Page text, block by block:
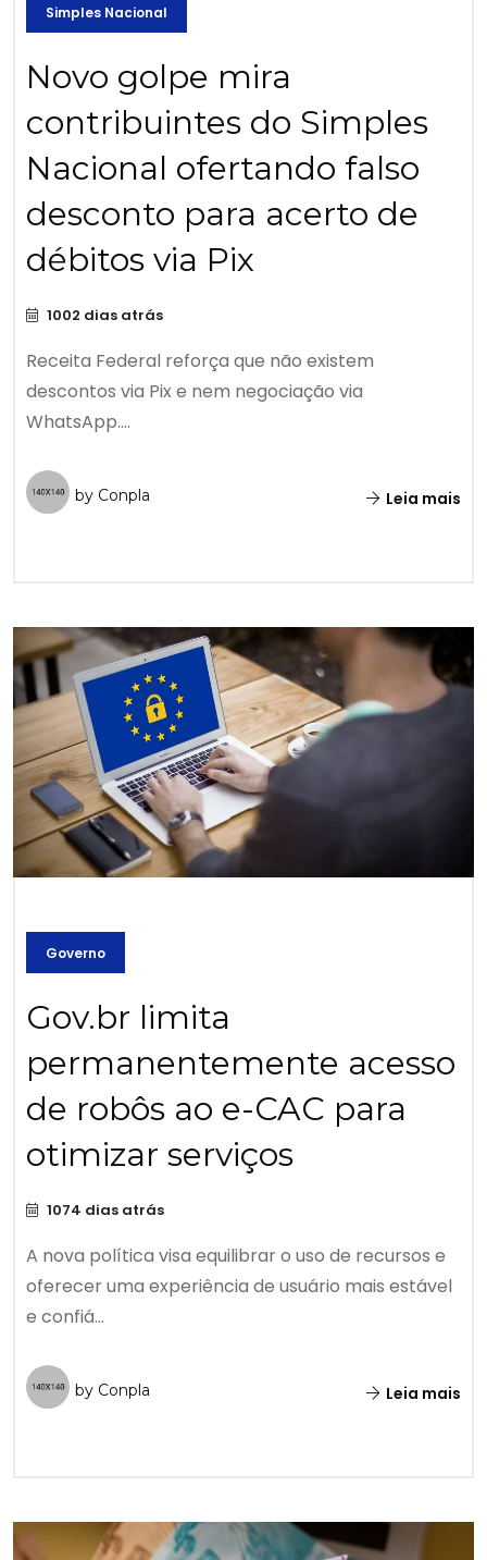
Simples Nacional
Novo golpe mira
contribuintes do Simples
Nacional ofertando falso
desconto para acerto de
débitos via Pix
1002 dias atrás
Receita Federal reforça que não existem
descontos via Pix e nem negociação via
WhatsApp....
by Conpla Leia mais
Governo
Gov.br limita
permanentemente acesso
de robôs ao e-CAC para
otimizar serviços
1074 dias atrás
A nova política visa equilibrar o uso de recursos e
oferecer uma experiência de usuário mais estável
e confiá...
by Conpla Leia mais